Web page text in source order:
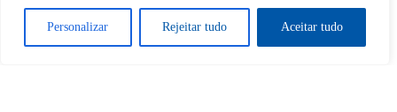
Personalizar Rejeitar tudo Aceitar tudo
Desbloquear esquerda : 0